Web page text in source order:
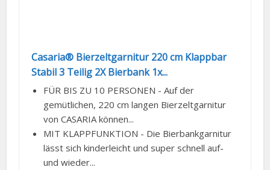
Casaria® Bierzeltgarnitur 220 cm Klappbar
Stabil 3 Teilig 2X Bierbank 1x...
FÜR BIS ZU 10 PERSONEN - Auf der
gemütlichen, 220 cm langen Bierzeltgarnitur
von CASARIA können...
MIT KLAPPFUNKTION - Die Bierbankgarnitur
lässt sich kinderleicht und super schnell auf-
und wieder...